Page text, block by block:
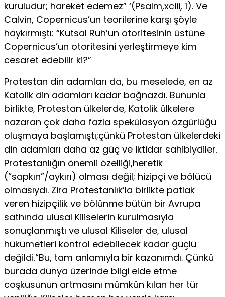
kuruludur; hareket edemez” ‘(Psalm,xciii, 1). Ve
Calvin, Copernicus’un teorilerine karşı şöyle
haykırmıştı: “Kutsal Ruh’un otoritesinin üstüne
Copernicus’un otoritesini yerleştirmeye kim
cesaret edebilir ki?”
Protestan din adamları da, bu meselede, en az
Katolik din adamları kadar bağnazdı. Bununla
birlikte, Protestan ülkelerde, Katolik ülkelere
nazaran çok daha fazla spekülasyon özgürlüğü
oluşmaya başlamıştı;çünkü Protestan ülkelerdeki
din adamları daha az güç ve iktidar sahibiydiler.
Protestanlığın önemli özelliği,heretik
(“sapkın”/aykırı) olması değil; hizipçi ve bölü­cü
olmasıydı. Zira Protestanlık’la birlikte patlak
veren hizipçilik ve bölünme bütün bir Avrupa
sathında ulusal Kiliselerin kurulmasıyla
sonuçlanmıştı ve ulusal Kiliseler de, ulusal
hükümetleri kontrol edebilecek kadar güç­lü
değildi.“Bu, tam anlamıyla bir kazanımdı. Çünkü
burada dünya üzerinde bilgi elde etme
coşkusunun artmasını mümkün kılan her tür